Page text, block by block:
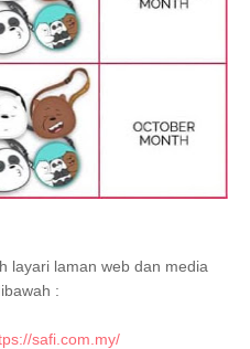
layari laman web dan media
:
safi.com.my/